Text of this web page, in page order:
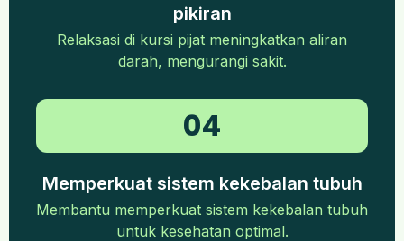
pikiran
Relaksasi di kursi pijat meningkatkan aliran
darah, mengurangi sakit.
04
Memperkuat sistem kekebalan tubuh
Membantu memperkuat sistem kekebalan tubuh
untuk kesehatan optimal.